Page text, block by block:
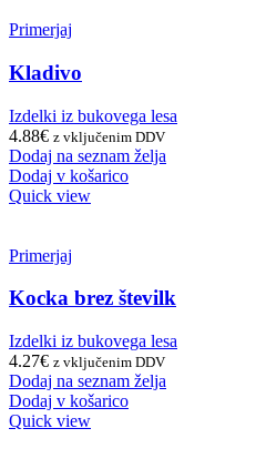
Primerjaj
Kladivo
Izdelki iz bukovega lesa
4.88€ z vključenim DDV
Dodaj na seznam želja
Dodaj v košarico
Quick view
Primerjaj
Kocka brez številk
Izdelki iz bukovega lesa
4.27€ z vključenim DDV
Dodaj na seznam želja
Dodaj v košarico
Quick view